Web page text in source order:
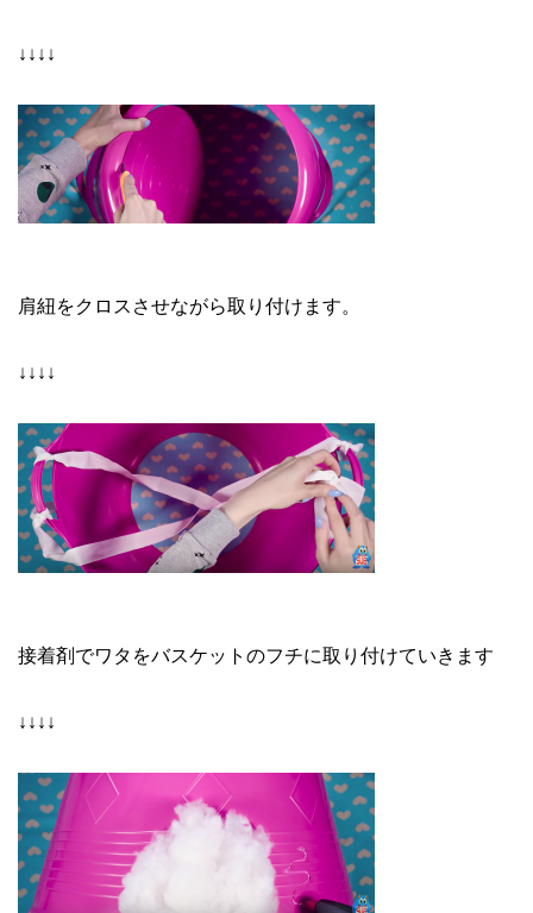
↓↓↓↓
肩紐をクロスさせながら取り付けます。
↓↓↓↓
接着剤でワタをバスケットのフチに取り付けていきます
↓↓↓↓